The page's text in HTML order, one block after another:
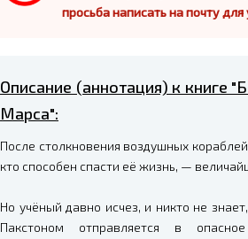
просьба написать на почту
Описание (аннотация) к книге
Марса":
После столкновения воздушных
кто способен спасти её жизнь, —
Но учёный давно исчез, и никто не
Пакстоном отправляется в